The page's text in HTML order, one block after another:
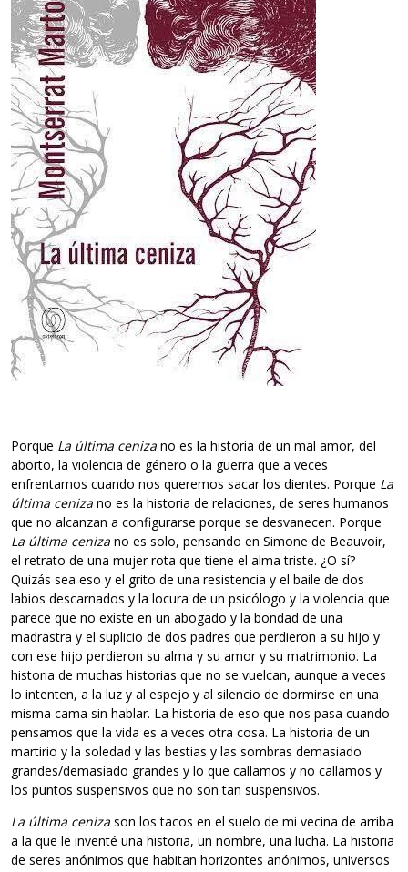
Porque La última ceniza no es la historia de un mal amor, del
aborto, la violencia de género o la guerra que a veces
enfrentamos cuando nos queremos sacar los dientes. Porque La
última ceniza no es la historia de relaciones, de seres humanos
que no alcanzan a configurarse porque se desvanecen. Porque
La última ceniza no es solo, pensando en Simone de Beauvoir,
el retrato de una mujer rota que tiene el alma triste. ¿O sí?
Quizás sea eso y el grito de una resistencia y el baile de dos
labios descarnados y la locura de un psicólogo y la violencia que
parece que no existe en un abogado y la bondad de una
madrastra y el suplicio de dos padres que perdieron a su hijo y
con ese hijo perdieron su alma y su amor y su matrimonio. La
historia de muchas historias que no se vuelcan, aunque a veces
lo intenten, a la luz y al espejo y al silencio de dormirse en una
misma cama sin hablar. La historia de eso que nos pasa cuando
pensamos que la vida es a veces otra cosa. La historia de un
martirio y la soledad y las bestias y las sombras demasiado
grandes/demasiado grandes y lo que callamos y no callamos y
los puntos suspensivos que no son tan suspensivos.
La última ceniza son los tacos en el suelo de mi vecina de arriba
a la que le inventé una historia, un nombre, una lucha. La historia
de seres anónimos que habitan horizontes anónimos, universos